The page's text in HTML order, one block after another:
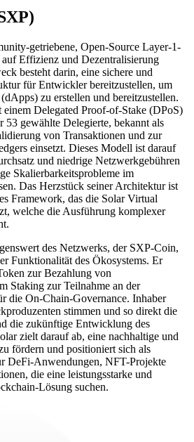
getriebene, Open-Source Layer-1-
Effizienz und Dezentralisierung
besteht darin, eine sichere und
für Entwickler bereitzustellen, um
zu erstellen und bereitzustellen.
Delegated Proof-of-Stake (DPoS)
53 gewählte Delegierte, bekannt als
von Transaktionen und zur
einsetzt. Dieses Modell ist darauf
und niedrige Netzwerkgebühren
Skalierbarkeitsprobleme im
Das Herzstück seiner Architektur ist
Framework, das die Solar Virtual
welche die Ausführung komplexer
des Netzwerks, der SXP-Coin,
Funktionalität des Ökosystems. Er
zur Bezahlung von
Staking zur Teilnahme an der
die On-Chain-Governance. Inhaber
stimmen und so direkt die
die zukünftige Entwicklung des
zielt darauf ab, eine nachhaltige und
fördern und positioniert sich als
DeFi-Anwendungen, NFT-Projekte
die eine leistungsstarke und
Lösung suchen.